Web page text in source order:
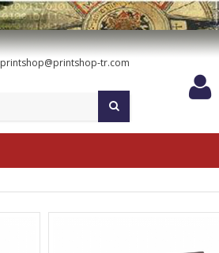
printshop@printshop-tr.com